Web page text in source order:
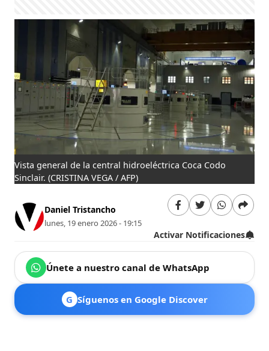
Vista general de la central hidroeléctrica Coca Codo
Sinclair. (CRISTINA VEGA / AFP)
Daniel Tristancho
lunes, 19 enero 2026 - 19:15
Activar Notificaciones
Únete a nuestro canal de WhatsApp
G Síguenos en Google Discover